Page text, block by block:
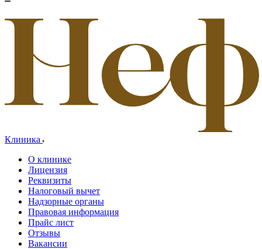
Клиника
О клинике
Лицензия
Реквизиты
Налоговый вычет
Надзорные органы
Правовая информация
Прайс лист
Отзывы
Вакансии